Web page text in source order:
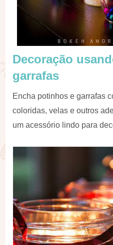
Decoração
garrafas
Encha potinhos e garrafas
coloridas, velas e outros
um acessório lindo para